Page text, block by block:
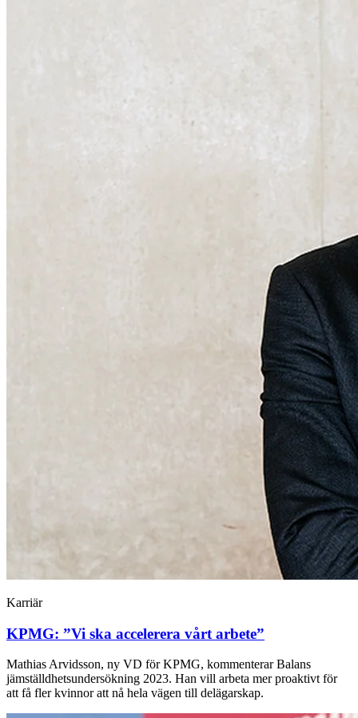
Karriär
KPMG: ”Vi ska accelerera vårt arbete”
Mathias Arvidsson, ny VD för KPMG, kommenterar Balans
jämställdhetsundersökning 2023. Han vill arbeta mer proaktivt för
att få fler kvinnor att nå hela vägen till delägarskap.